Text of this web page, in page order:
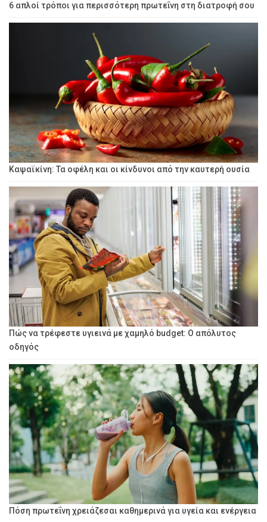
6 απλοί τρόποι για περισσότερη πρωτεΐνη στη διατροφή σου
Καψαϊκίνη: Τα οφέλη και οι κίνδυνοι από την καυτερή ουσία
Πώς να τρέφεστε υγιεινά με χαμηλό budget: Ο απόλυτος
οδηγός
Πόση πρωτεΐνη χρειάζεσαι καθημερινά για υγεία και ενέργεια